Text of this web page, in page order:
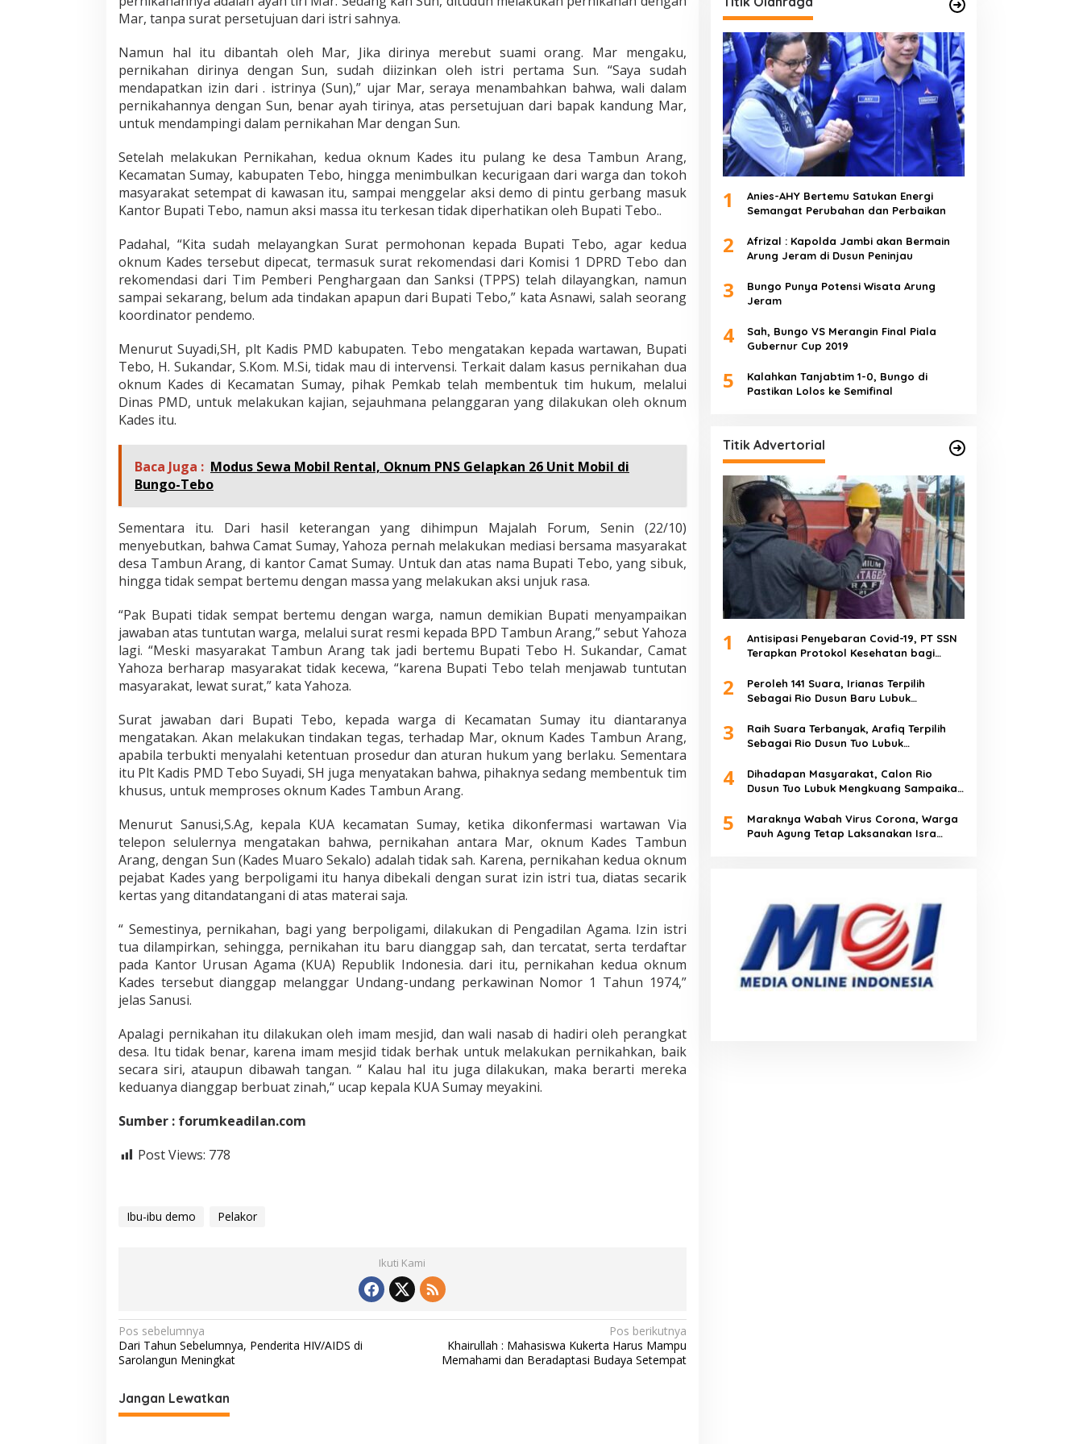
Mar, tanpa surat persetujuan dari istri sahnya.
Namun hal itu dibantah oleh Mar, Jika dirinya merebut suami orang. Mar mengaku,
pernikahan dirinya dengan Sun, sudah diizinkan oleh istri pertama Sun. “Saya sudah
mendapatkan izin dari . istrinya (Sun),” ujar Mar, seraya menambahkan bahwa, wali dalam
pernikahannya dengan Sun, benar ayah tirinya, atas persetujuan dari bapak kandung Mar,
untuk mendampingi dalam pernikahan Mar dengan Sun.
Setelah melakukan Pernikahan, kedua oknum Kades itu pulang ke desa Tambun Arang,
Kecamatan Sumay, kabupaten Tebo, hingga menimbulkan kecurigaan dari warga dan tokoh
masyarakat setempat di kawasan itu, sampai menggelar aksi demo di pintu gerbang masuk
Kantor Bupati Tebo, namun aksi massa itu terkesan tidak diperhatikan oleh Bupati Tebo..
Padahal, “Kita sudah melayangkan Surat permohonan kepada Bupati Tebo, agar kedua
oknum Kades tersebut dipecat, termasuk surat rekomendasi dari Komisi 1 DPRD Tebo dan
rekomendasi dari Tim Pemberi Penghargaan dan Sanksi (TPPS) telah dilayangkan, namun
sampai sekarang, belum ada tindakan apapun dari Bupati Tebo,” kata Asnawi, salah seorang
koordinator pendemo.
Menurut Suyadi,SH, plt Kadis PMD kabupaten. Tebo mengatakan kepada wartawan, Bupati
Tebo, H. Sukandar, S.Kom. M.Si, tidak mau di intervensi. Terkait dalam kasus pernikahan dua
oknum Kades di Kecamatan Sumay, pihak Pemkab telah membentuk tim hukum, melalui
Dinas PMD, untuk melakukan kajian, sejauhmana pelanggaran yang dilakukan oleh oknum
Kades itu.
Baca Juga : Modus Sewa Mobil Rental, Oknum PNS Gelapkan 26 Unit Mobil di
Bungo-Tebo
Sementara itu. Dari hasil keterangan yang dihimpun Majalah Forum, Senin (22/10)
menyebutkan, bahwa Camat Sumay, Yahoza pernah melakukan mediasi bersama masyarakat
desa Tambun Arang, di kantor Camat Sumay. Untuk dan atas nama Bupati Tebo, yang sibuk,
hingga tidak sempat bertemu dengan massa yang melakukan aksi unjuk rasa.
“Pak Bupati tidak sempat bertemu dengan warga, namun demikian Bupati menyampaikan
jawaban atas tuntutan warga, melalui surat resmi kepada BPD Tambun Arang,” sebut Yahoza
lagi. “Meski masyarakat Tambun Arang tak jadi bertemu Bupati Tebo H. Sukandar, Camat
Yahoza berharap masyarakat tidak kecewa, “karena Bupati Tebo telah menjawab tuntutan
masyarakat, lewat surat,” kata Yahoza.
Surat jawaban dari Bupati Tebo, kepada warga di Kecamatan Sumay itu diantaranya
mengatakan. Akan melakukan tindakan tegas, terhadap Mar, oknum Kades Tambun Arang,
apabila terbukti menyalahi ketentuan prosedur dan aturan hukum yang berlaku. Sementara
itu Plt Kadis PMD Tebo Suyadi, SH juga menyatakan bahwa, pihaknya sedang membentuk tim
khusus, untuk memproses oknum Kades Tambun Arang.
Menurut Sanusi,S.Ag, kepala KUA kecamatan Sumay, ketika dikonfermasi wartawan Via
telepon selulernya mengatakan bahwa, pernikahan antara Mar, oknum Kades Tambun
Arang, dengan Sun (Kades Muaro Sekalo) adalah tidak sah. Karena, pernikahan kedua oknum
pejabat Kades yang berpoligami itu hanya dibekali dengan surat izin istri tua, diatas secarik
kertas yang ditandatangani di atas materai saja.
“ Semestinya, pernikahan, bagi yang berpoligami, dilakukan di Pengadilan Agama. Izin istri
tua dilampirkan, sehingga, pernikahan itu baru dianggap sah, dan tercatat, serta terdaftar
pada Kantor Urusan Agama (KUA) Republik Indonesia. dari itu, pernikahan kedua oknum
Kades tersebut dianggap melanggar Undang-undang perkawinan Nomor 1 Tahun 1974,”
jelas Sanusi.
Apalagi pernikahan itu dilakukan oleh imam mesjid, dan wali nasab di hadiri oleh perangkat
desa. Itu tidak benar, karena imam mesjid tidak berhak untuk melakukan pernikahkan, baik
secara siri, ataupun dibawah tangan. “ Kalau hal itu juga dilakukan, maka berarti mereka
keduanya dianggap berbuat zinah,“ ucap kepala KUA Sumay meyakini.
Sumber : forumkeadilan.com
Post Views: 778
Ibu-ibu demo Pelakor
Ikuti Kami
N
a
i
g
Pos sebelumnya
Dari Tahun Sebelumnya, Penderita HIV/AIDS di
Sarolangun Meningkat
Pos berikutnya
Khairullah : Mahasiswa Kukerta Harus Mampu
Memahami dan Beradaptasi Budaya Setempat
Jangan Lewatkan
1
Anies-AHY Bertemu Satukan Energi
Semangat Perubahan dan Perbaikan
2
Afrizal : Kapolda Jambi akan Bermain
Arung Jeram di Dusun Peninjau
3
Bungo Punya Potensi Wisata Arung
Jeram
4
Sah, Bungo VS Merangin Final Piala
Gubernur Cup 2019
5
Kalahkan Tanjabtim 1-0, Bungo di
Pastikan Lolos ke Semifinal
Titik Advertorial
1
Antisipasi Penyebaran Covid-19, PT SSN
Terapkan Protokol Kesehatan bagi
2
Peroleh 141 Suara, Irianas Terpilih
Sebagai Rio Dusun Baru Lubuk
3
Raih Suara Terbanyak, Arafiq Terpilih
Sebagai Rio Dusun Tuo Lubuk
4
Dihadapan Masyarakat, Calon Rio
Dusun Tuo Lubuk Mengkuang Sampaikan
5
Maraknya Wabah Virus Corona, Warga
Pauh Agung Tetap Laksanakan Isra